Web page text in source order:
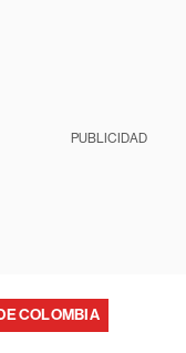
PUBLICIDAD
COLOMBIA